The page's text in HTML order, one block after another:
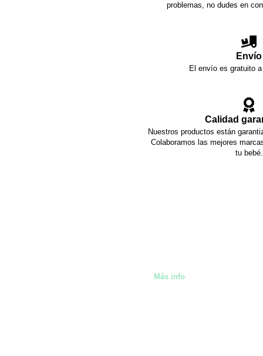
problemas, no dudes en
Envío
El envío es gratuito
Calidad
Nuestros productos están
Colaboramos las mejores
tu bebé.
Más info